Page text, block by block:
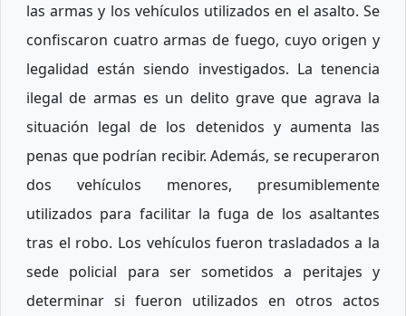
las armas y los vehículos utilizados en el asalto. Se
confiscaron cuatro armas de fuego, cuyo origen y
legalidad están siendo investigados. La tenencia
ilegal de armas es un delito grave que agrava la
situación legal de los detenidos y aumenta las
penas que podrían recibir. Además, se recuperaron
dos vehículos menores, presumiblemente
utilizados para facilitar la fuga de los asaltantes
tras el robo. Los vehículos fueron trasladados a la
sede policial para ser sometidos a peritajes y
determinar si fueron utilizados en otros actos